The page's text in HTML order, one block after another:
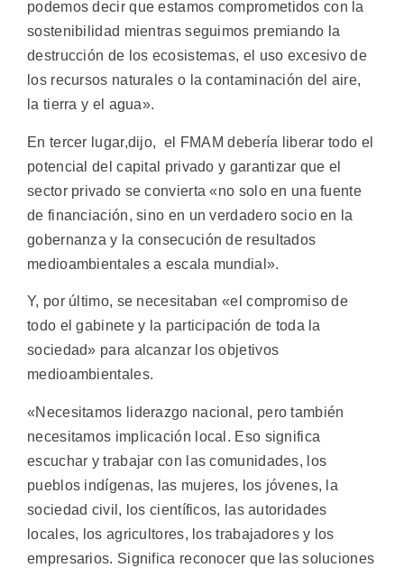
podemos decir que estamos comprometidos con la
sostenibilidad mientras seguimos premiando la
destrucción de los ecosistemas, el uso excesivo de
los recursos naturales o la contaminación del aire,
la tierra y el agua».
En tercer lugar,dijo, el FMAM debería liberar todo el
potencial del capital privado y garantizar que el
sector privado se convierta «no solo en una fuente
de financiación, sino en un verdadero socio en la
gobernanza y la consecución de resultados
medioambientales a escala mundial».
Y, por último, se necesitaban «el compromiso de
todo el gabinete y la participación de toda la
sociedad» para alcanzar los objetivos
medioambientales.
«Necesitamos liderazgo nacional, pero también
necesitamos implicación local. Eso significa
escuchar y trabajar con las comunidades, los
pueblos indígenas, las mujeres, los jóvenes, la
sociedad civil, los científicos, las autoridades
locales, los agricultores, los trabajadores y los
empresarios. Significa reconocer que las soluciones